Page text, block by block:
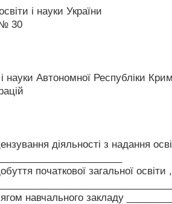
і науки України
№ 30
і науки Автономної Республіки
діяльності з надання
загальної освіти ,
навчального закладу